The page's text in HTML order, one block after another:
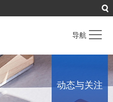
导航
动态与关注